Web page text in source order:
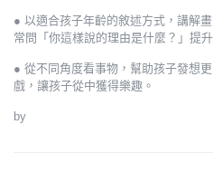
● 以適合孩子年齡的敘述方式，講解
常問「你這樣說的理由是什麼？」提
● 從不同角度看事物，幫助孩子發想
戲，讓孩子從中獲得樂趣。
by